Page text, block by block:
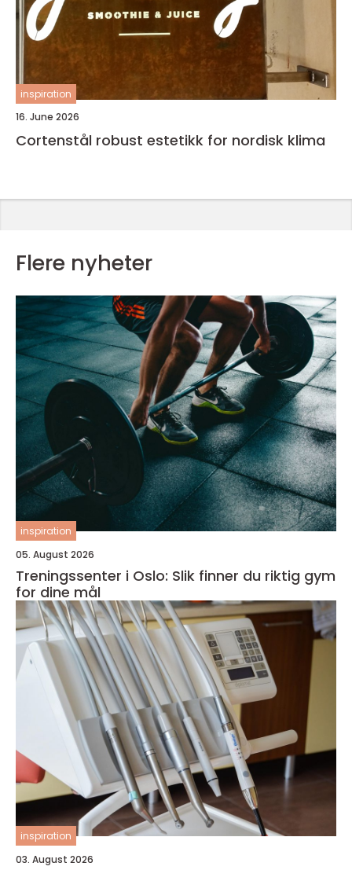
inspiration
16. June 2026
Cortenstål robust estetikk for nordisk klima
Flere nyheter
inspiration
05. August 2026
Treningssenter i Oslo: Slik finner du riktig gym
for dine mål
inspiration
03. August 2026